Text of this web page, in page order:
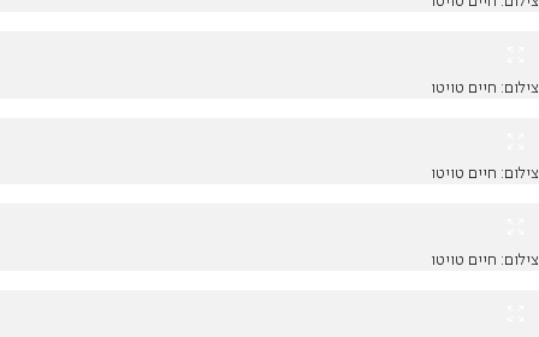
צילום: חיים טויטו
צילום: חיים טויטו
צילום: חיים טויטו